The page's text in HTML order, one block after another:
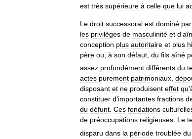
est très supérieure à celle que lui
Le droit successoral est dominé par
les privilèges de masculinité et d’
conception plus autoritaire et plus
père ou à son défaut du fils aîné
assez profondément différents du
actes purement patrimoniaux
disposant et ne produisent effet qu’
constituer d’importantes fractions
du défunt Ces fondations
de préoccupations religieuses Le
disparu dans la période troublée du